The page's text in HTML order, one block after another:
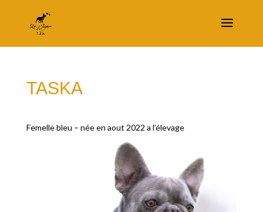
TASKA
Femelle bleu – née en aout 2022 a l’élevage